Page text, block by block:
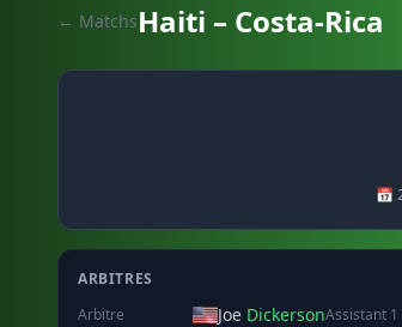
← MatchsHaiti – Costa-Rica
📅
ARBITRES
Arbitre
Joe DickersonAssistant 1